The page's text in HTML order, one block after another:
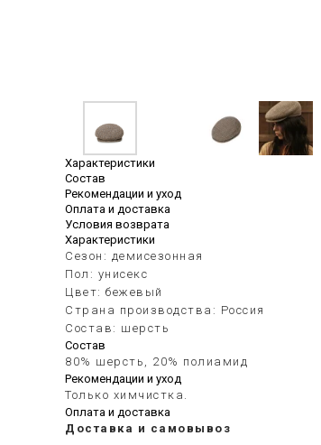
Характеристики
Состав
Рекомендации и уход
Оплата и доставка
Условия возврата
Характеристики
Сезон: демисезонная
Пол: унисекс
Цвет: бежевый
Страна производства: Россия
Состав: шерсть
Состав
80% шерсть, 20% полиамид
Рекомендации и уход
Только химчистка.
Оплата и доставка
Доставка и самовывоз